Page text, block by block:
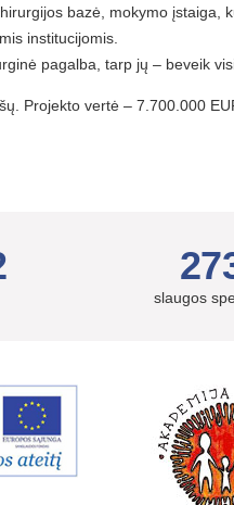
bazė, mokymo įstaiga,
institucijomis.
pagalba, tarp jų – beveik
Projekto vertė – 7.700.000
slaugos